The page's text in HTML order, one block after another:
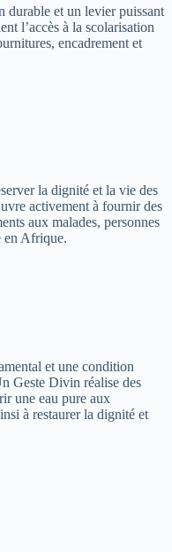
durable et un levier puissant
l’accès à la scolarisation
encadrement et
la dignité et la vie des
activement à fournir des
aux malades, personnes
en Afrique.
et une condition
Geste Divin réalise des
une eau pure aux
à restaurer la dignité et